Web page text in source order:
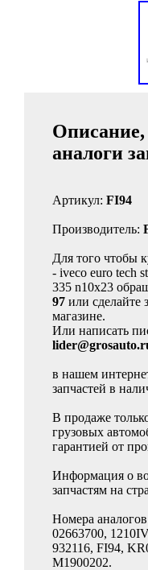
Описание,
аналоги
Артикул: FI94
Производитель:
Для того чтобы
- iveco euro tech
335 n10x23
97 или сделайте
магазине.
Или написать
в нашем
запчастей в
В продаже
грузовых
гарантией от
Информация о
запчастям на
Номера
02663700,
932116, FI94,
M1900202.